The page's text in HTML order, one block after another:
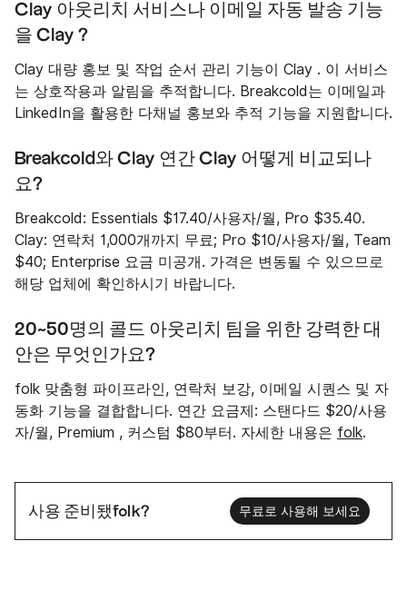
Clay 아웃리치 서비스나 이메일 자동 발송 기능
을 Clay ?
Clay 대량 홍보 및 작업 순서 관리 기능이 Clay . 이 서비스
는 상호작용과 알림을 추적합니다. Breakcold는 이메일과
LinkedIn을 활용한 다채널 홍보와 추적 기능을 지원합니다.
Breakcold와 Clay 연간 Clay 어떻게 비교되나
요?
Breakcold: Essentials $17.40/사용자/월, Pro $35.40.
Clay: 연락처 1,000개까지 무료; Pro $10/사용자/월, Team
$40; Enterprise 요금 미공개. 가격은 변동될 수 있으므로
해당 업체에 확인하시기 바랍니다.
20~50명의 콜드 아웃리치 팀을 위한 강력한 대
안은 무엇인가요?
folk 맞춤형 파이프라인, 연락처 보강, 이메일 시퀀스 및 자
동화 기능을 결합합니다. 연간 요금제: 스탠다드 $20/사용
자/월, Premium , 커스텀 $80부터. 자세한 내용은 folk.
사용 준비됐folk? 무료로 사용해 보세요